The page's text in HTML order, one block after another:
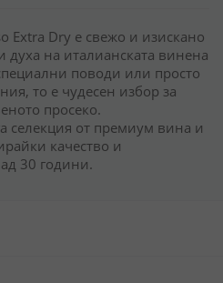
Extra Dry е свежо и изискано
на италианската винена
поводи или просто
то е чудесен избор за
просеко.
селекция от премиум вина и
качество и
30 години.